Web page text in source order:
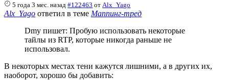
5 года 3 мес. назад #122463 от Alx_Yago
Alx_Yago ответил в теме Маппинг-тред
Dmy пишет: Пробую использовать некоторые
тайлы из RTP, которые никогда раньше не
использовал.
В некоторых местах тени кажутся лишними, а в других их,
наоборот, хорошо бы добавить: